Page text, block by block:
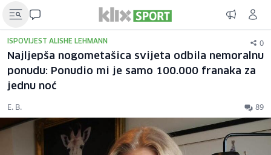
ISPOVIJEST ALISHE LEHMANN 0
Najljepša nogometašica svijeta odbila nemoralnu
ponudu: Ponudio mi je samo 100.000 franaka za
jednu noć
E. B. 89